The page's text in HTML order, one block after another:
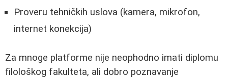
Proveru tehničkih uslova (kamera, mikrofon,
internet konekcija)
Za mnoge platforme nije neophodno imati diplomu
filološkog fakulteta, ali dobro poznavanje